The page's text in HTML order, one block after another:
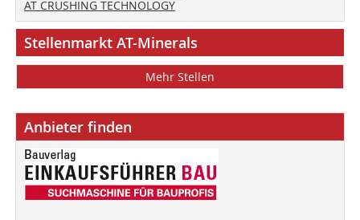
AT CRUSHING TECHNOLOGY
Stellenmarkt AT-Minerals
Mehr Stellen
Anbieter finden